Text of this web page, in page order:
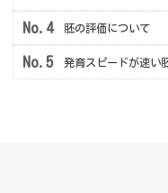
胚の評価について
発育スピードが速い